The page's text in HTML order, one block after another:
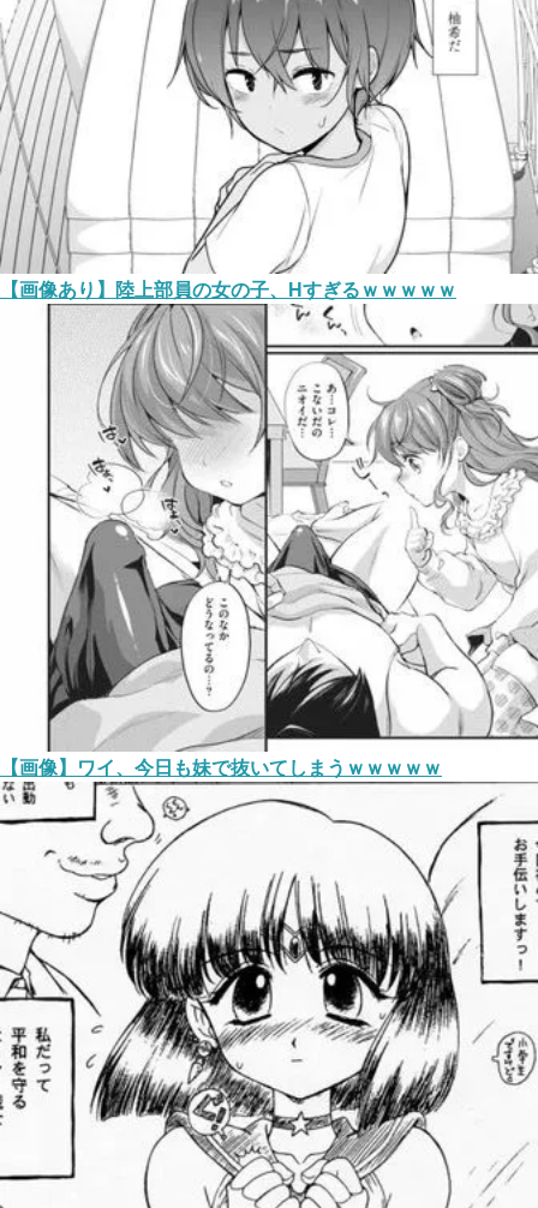
【画像あり】陸上部員の女の子、Hすぎるｗｗｗｗｗ
【画像】ワイ、今日も妹で抜いてしまうｗｗｗｗｗ